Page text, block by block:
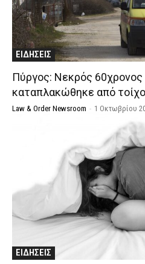
ΕΙΔΗΣΕΙΣ
Πύργος: Νεκρός 60χρονος
καταπλακώθηκε από τοίχο
Law & Order Newsroom - 1 Οκτωβρίου
ΕΙΔΗΣΕΙΣ